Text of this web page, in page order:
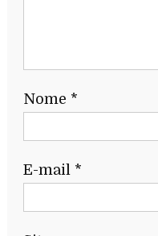
Nome *
E-mail *